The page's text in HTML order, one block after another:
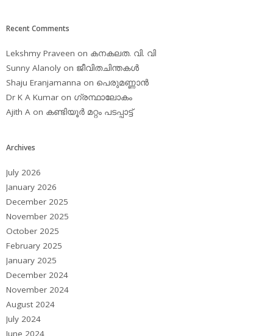
Recent Comments
Lekshmy Praveen on കനകലത. വി. വി
Sunny Alanoly on ജീവിതചിന്തകള്‍
Shaju Eranjamanna on പെരുമണ്ണാന്‍
Dr K A Kumar on ഗ്രന്ഥാലോകം
Ajith A on കണ്ടിയൂര്‍ മറ്റം പടപ്പാട്ട്‌
Archives
July 2026
January 2026
December 2025
November 2025
October 2025
February 2025
January 2025
December 2024
November 2024
August 2024
July 2024
June 2024